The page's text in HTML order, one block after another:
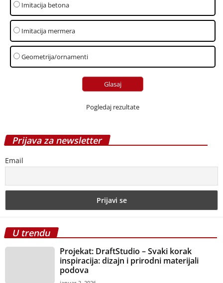
februar 28, 2025
intervju: Bojan Pavlović – Podovi sa
fokusom na reciklirane materijale
Lakiranje parketa
septembar 12, 2013
Najefikasniji i najekonomičniji način
decembar 10, 2014
izgledati odlično!
PRIJAVI SE NA NEWSLETTER
Najnovije vesti o svim vrstama podova direktno u Vaš
inbox.